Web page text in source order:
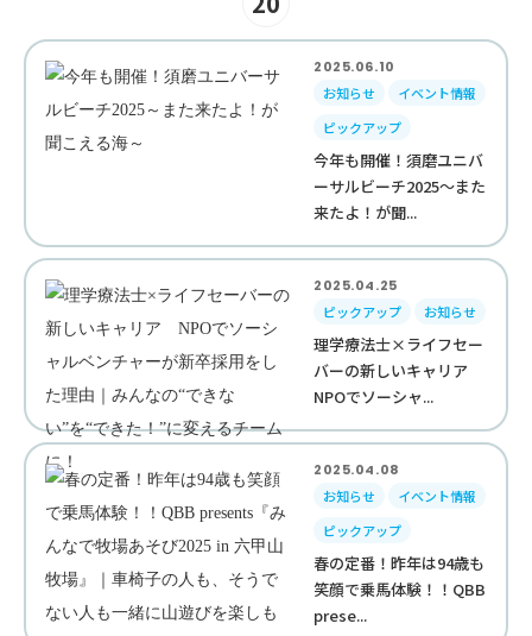
2025.06.10
お知らせ
イベント情報
ピックアップ
今年も開催！須磨ユニバ
ーサルビーチ2025～また
来たよ！が聞...
2025.04.25
ピックアップ
お知らせ
理学療法士×ライフセー
バーの新しいキャリア
NPOでソーシャ...
2025.04.08
お知らせ
イベント情報
ピックアップ
春の定番！昨年は94歳も
笑顔で乗馬体験！！QBB
prese...